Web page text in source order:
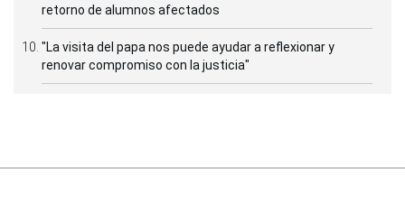
retorno de alumnos afectados
"La visita del papa nos puede ayudar a reflexionar y
renovar compromiso con la justicia"